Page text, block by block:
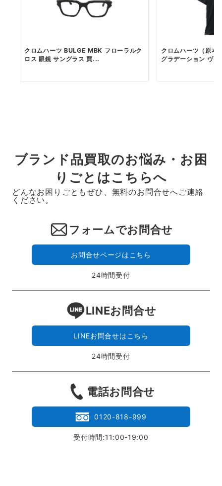
クロムハーツ BULGE MBK フローラルク
ロス 眼鏡 サングラス 買...
クロムハーツ（原本
グラデーション ヴ
ブランド品買取のお悩み・お困
りごとはこちらへ
どんなお困りごともぜひ、無料のお問合せへご連絡
ください。
フォームでお問合せ
お問合せページはこちら
24時間受付
LINEお問合せ
LINEお問合せはこちら
24時間受付
電話お問合せ
0120-818-999
受付時間:11:00-19:00